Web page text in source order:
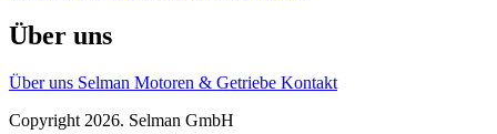
Über uns
Über uns Selman Motoren & Getriebe Kontakt
Copyright 2026. Selman GmbH